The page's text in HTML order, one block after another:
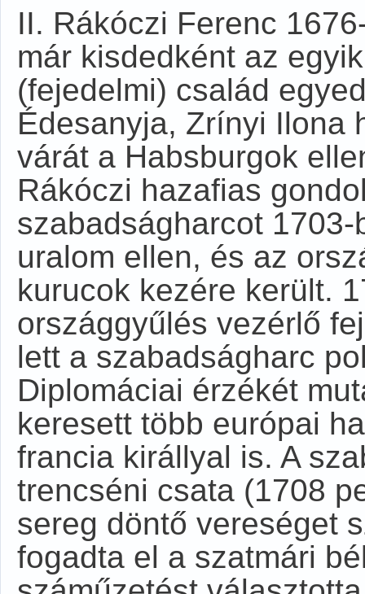
II. Rákóczi Ferenc
már kisdedként az
(fejedelmi) család
Édesanyja, Zrínyi Ilona
várát a Habsburgok
Rákóczi hazafias
szabadságharcot
uralom ellen, és az
kurucok kezére került.
országgyűlés vezérlő
lett a szabadságharc
Diplomáciai érzékét
keresett több európai
francia királlyal is. A
trencséni csata (1708
sereg döntő vereséget
fogadta el a szatmári